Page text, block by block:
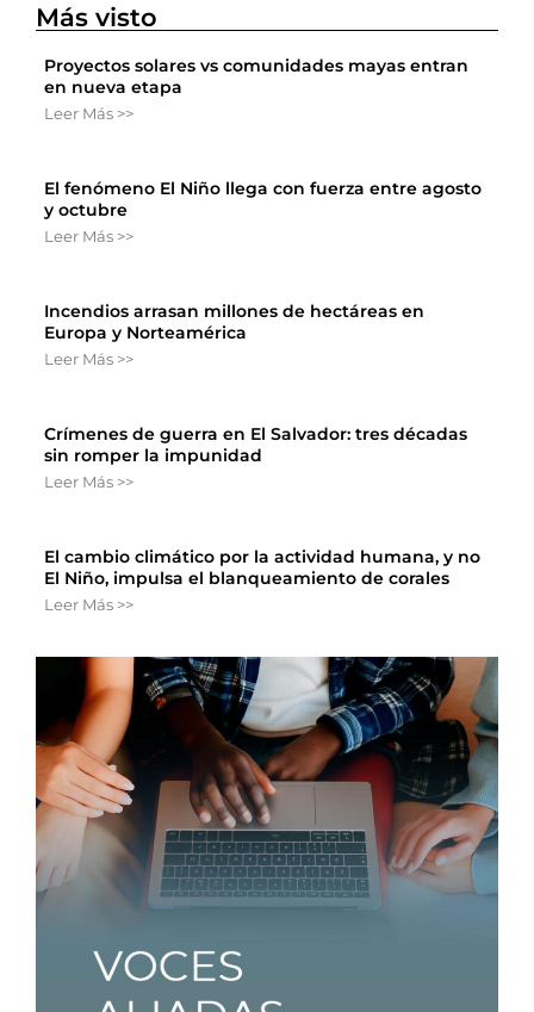
Más visto
Proyectos solares vs comunidades mayas entran
en nueva etapa
Leer Más >>
El fenómeno El Niño llega con fuerza entre agosto
y octubre
Leer Más >>
Incendios arrasan millones de hectáreas en
Europa y Norteamérica
Leer Más >>
Crímenes de guerra en El Salvador: tres décadas
sin romper la impunidad
Leer Más >>
El cambio climático por la actividad humana, y no
El Niño, impulsa el blanqueamiento de corales
Leer Más >>